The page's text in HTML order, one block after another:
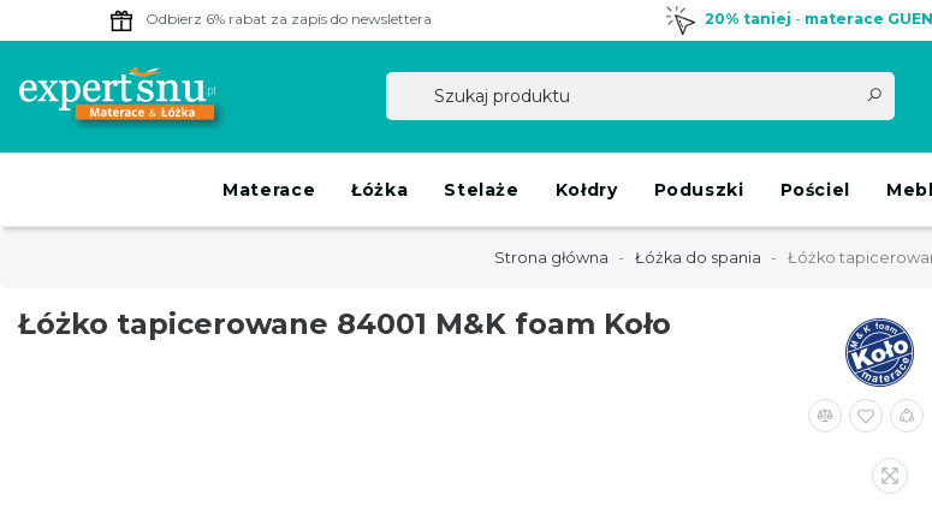
Odbierz 6% rabat za zapis do newslettera 20% taniej - materace
Materace Łóżka Stelaże Kołdry Poduszki Pościel
Strona główna Łóżka do spania Łóżko
Łóżko tapicerowane 84001 M&K foam Koło